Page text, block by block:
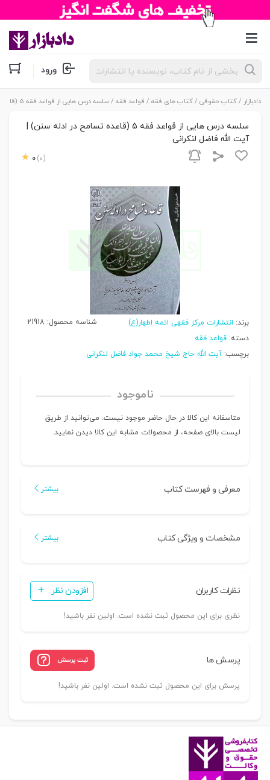
جستجوی
محصولات ورود
دادبازار /کتاب حقوقی /کتاب های فقه / قواعد فقه / سلسه درس هایی از قواعد فقه 5 (قاعده تسامح در ادله سنن) | آیت الله فاضل لنکرانی
سلسه درس هایی از قواعد فقه 5 (قاعده تسامح در ادله سنن) |
آیت الله فاضل لنکرانی
0 (0)
برند: انتشارات مرکز فقهی ‌ائمه‌ اطهار(ع) شناسه محصول: 21918
دسته: قواعد فقه
برچسب: آیت الله حاج شیخ محمد جواد فاضل لنکرانی
ناموجود
متاسفانه این کالا در حال حاضر موجود نیست. می‌توانید از طریق
لیست بالای صفحه، از محصولات مشابه این کالا دیدن نمایید.
معرفی و فهرست کتاب بیشتر
مشخصات و ویژگی کتاب بیشتر
نظرات کاربران افزودن نظر
نظری برای این محصول ثبت نشده است. اولین نفر باشید!
پرسش ها ثبت پرسش
پرسش برای این محصول ثبت نشده است. اولین نفر باشید!